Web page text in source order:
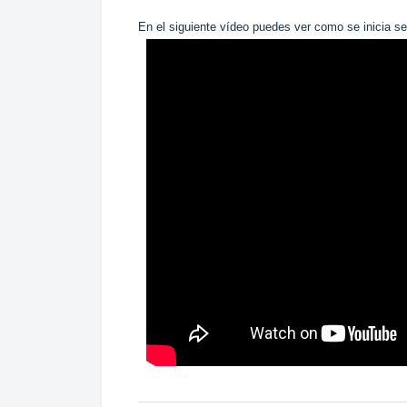
En el siguiente vídeo puedes ver como se inicia